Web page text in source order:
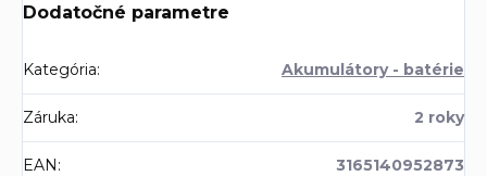
Dodatočné parametre
Kategória: Akumulátory - batérie
Záruka: 2 roky
EAN: 3165140952873